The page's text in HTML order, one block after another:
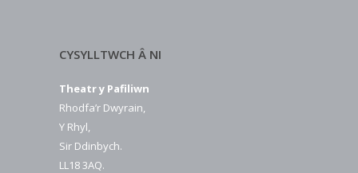
CYSYLLTWCH Â NI
Theatr y Pafiliwn
Rhodfa’r Dwyrain,
Y Rhyl,
Sir Ddinbych.
LL18 3AQ.